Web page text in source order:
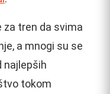
za tren da svima
a mnogi su se
najlepših
tokom